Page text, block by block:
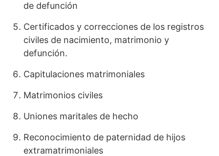
de defunción
Certificados y correcciones de los registros
civiles de nacimiento, matrimonio y
defunción.
Capitulaciones matrimoniales
Matrimonios civiles
Uniones maritales de hecho
Reconocimiento de paternidad de hijos
extramatrimoniales